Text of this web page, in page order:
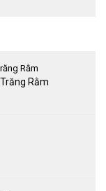
Rằm